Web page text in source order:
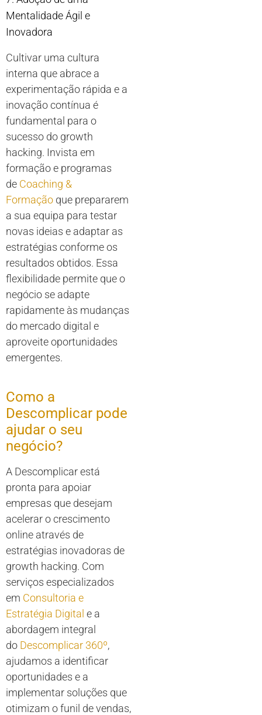
Mentalidade Ágil e
Inovadora
Cultivar uma cultura
interna que abrace a
experimentação rápida e a
inovação contínua é
fundamental para o
sucesso do growth
hacking. Invista em
formação e programas
de Coaching &
Formação que prepararem
a sua equipa para testar
novas ideias e adaptar as
estratégias conforme os
resultados obtidos. Essa
flexibilidade permite que o
negócio se adapte
rapidamente às mudanças
do mercado digital e
aproveite oportunidades
emergentes.
Como a
Descomplicar pode
ajudar o seu
negócio?
A Descomplicar está
pronta para apoiar
empresas que desejam
acelerar o crescimento
online através de
estratégias inovadoras de
growth hacking. Com
serviços especializados
em Consultoria e
Estratégia Digital e a
abordagem integral
do Descomplicar 360º,
ajudamos a identificar
oportunidades e a
implementar soluções que
otimizam o funil de vendas,